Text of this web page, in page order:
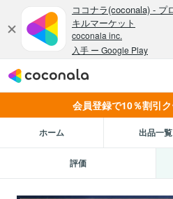
会員登録で10％割引
ホーム 出品一覧
評価